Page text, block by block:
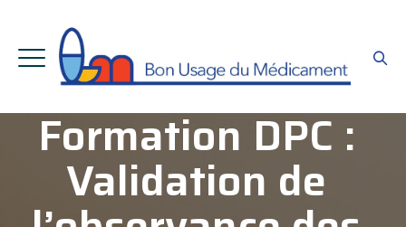
Formation DPC :
Validation de